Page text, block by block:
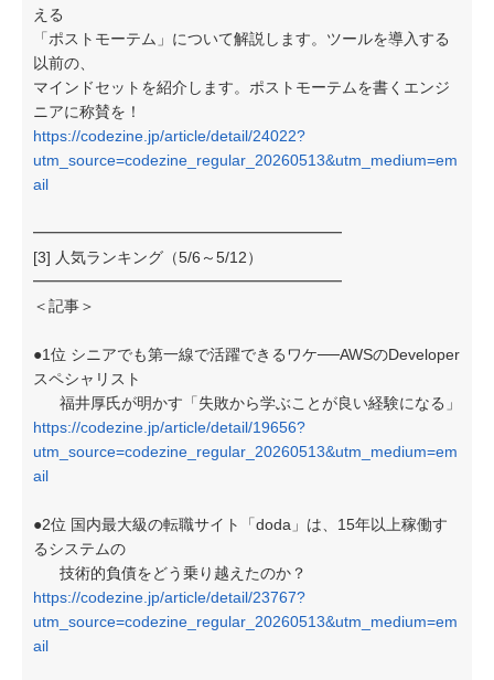
える
「ポストモーテム」について解説します。ツールを導入する
以前の、
マインドセットを紹介します。ポストモーテムを書くエンジ
ニアに称賛を！
https://codezine.jp/article/detail/24022?
utm_source=codezine_regular_20260513&utm_medium=em
ail
━━━━━━━━━━━━━━━━━━━━
[3] 人気ランキング（5/6～5/12）
━━━━━━━━━━━━━━━━━━━━
＜記事＞
●1位 シニアでも第一線で活躍できるワケ──AWSのDeveloper
スペシャリスト
福井厚氏が明かす「失敗から学ぶことが良い経験になる」
https://codezine.jp/article/detail/19656?
utm_source=codezine_regular_20260513&utm_medium=em
ail
●2位 国内最大級の転職サイト「doda」は、15年以上稼働す
るシステムの
技術的負債をどう乗り越えたのか？
https://codezine.jp/article/detail/23767?
utm_source=codezine_regular_20260513&utm_medium=em
ail